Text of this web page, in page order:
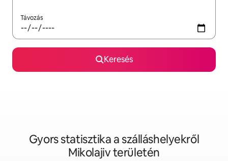
Távozás
Keresés
Gyors statisztika a szálláshelyekről
Mikolajiv területén